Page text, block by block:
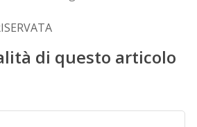
di questo articolo